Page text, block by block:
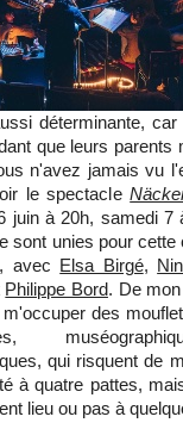
déterminante,
que leurs parents
n'avez jamais vu
le spectacle
juin à 20h, samedi 7
sont unies pour cette
avec Elsa Birgé,
Philippe Bord. De
des
qui risquent de
à quatre pattes,
lieu ou pas à